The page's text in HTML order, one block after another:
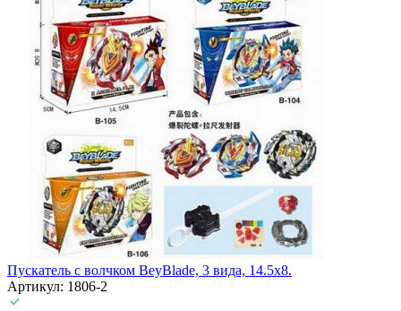
Пускатель с волчком BeyBlade, 3 вида, 14.5х8.
Артикул: 1806-2